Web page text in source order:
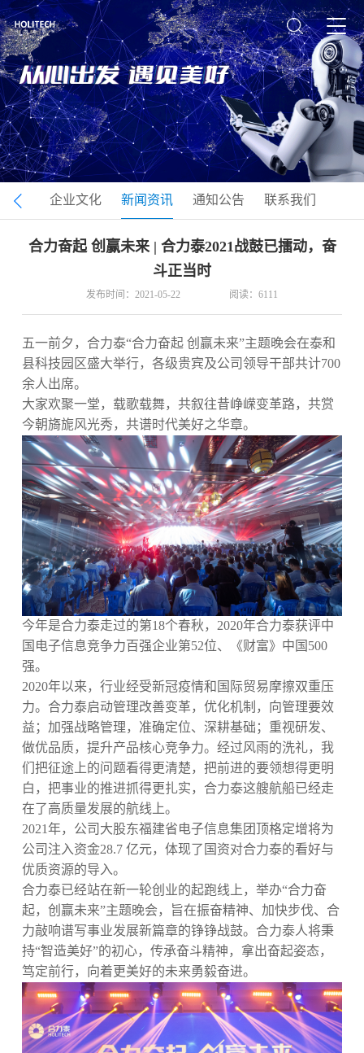
绍 企业文化 新闻资讯 通知公告 联系我们
合力奋起 创赢未来 | 合力泰2021战鼓已擂动，奋
斗正当时
发布时间：2021-05-22 阅读：6111
五一前夕，合力泰“合力奋起 创赢未来”主题晚会在泰和
县科技园区盛大举行，各级贵宾及公司领导干部共计700
余人出席。
大家欢聚一堂，载歌载舞，共叙往昔峥嵘变革路，共赏
今朝旖旎风光秀，共谱时代美好之华章。
今年是合力泰走过的第18个春秋，2020年合力泰获评中
国电子信息竞争力百强企业第52位、《财富》中国500
强。
2020年以来，行业经受新冠疫情和国际贸易摩擦双重压
力。合力泰启动管理改善变革，优化机制，向管理要效
益；加强战略管理，准确定位、深耕基础；重视研发、
做优品质，提升产品核心竞争力。经过风雨的洗礼，我
们把征途上的问题看得更清楚，把前进的要领想得更明
白，把事业的推进抓得更扎实，合力泰这艘航船已经走
在了高质量发展的航线上。
2021年，公司大股东福建省电子信息集团顶格定增将为
公司注入资金28.7 亿元，体现了国资对合力泰的看好与
优质资源的导入。
合力泰已经站在新一轮创业的起跑线上，举办“合力奋
起，创赢未来”主题晚会，旨在振奋精神、加快步伐、合
力敲响谱写事业发展新篇章的铮铮战鼓。合力泰人将秉
持“智造美好”的初心，传承奋斗精神，拿出奋起姿态，
笃定前行，向着更美好的未来勇毅奋进。